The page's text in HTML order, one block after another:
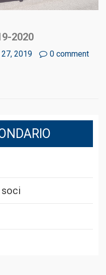
2020
2019 0 comment